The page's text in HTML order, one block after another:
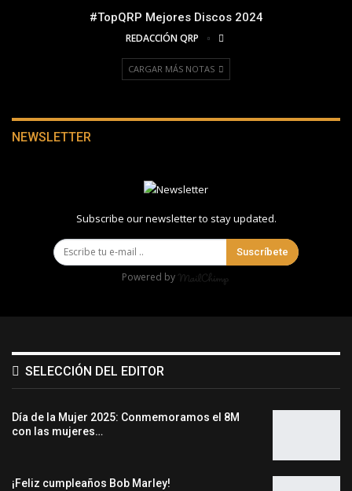
#TopQRP Mejores Discos 2024
REDACCIÓN QRP
CARGAR MÁS NOTAS
NEWSLETTER
Subscribe our newsletter to stay updated.
Suscríbete
Powered by
SELECCIÓN DEL EDITOR
Día de la Mujer 2025: Conmemoramos el 8M
con las mujeres…
¡Feliz cumpleaños Bob Marley!